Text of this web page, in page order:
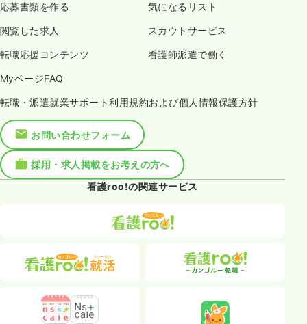
応募書類を作る 気になるリスト
閲覧した求人 スカウトサービス
転職応援コンテンツ 看護師派遣で働く
MyページFAQ
転職・派遣就業サポート利用規約および個人情報保護方針
お問い合わせフォーム
採用・求人掲載をお考えの方へ
看護roo!の関連サービス